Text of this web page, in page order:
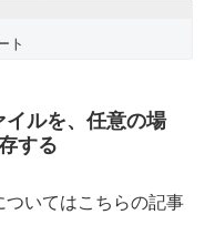
ト
ルを、任意の場
する
ついてはこちらの記事